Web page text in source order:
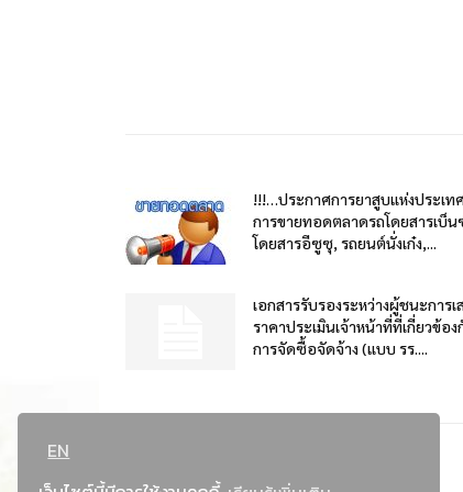
EN
!!!…ประกาศการยาสูบแห่งประเท
การขายทอดตลาดรถโดยสารเบ็น
โดยสารอีซูซุ, รถยนต์นั่งเก๋ง,...
เอกสารรับรองระหว่างผู้ชนะการเ
ราคาประเมินเจ้าหน้าที่ที่เกี่ยวข้อง
การจัดซื้อจัดจ้าง (แบบ รร....